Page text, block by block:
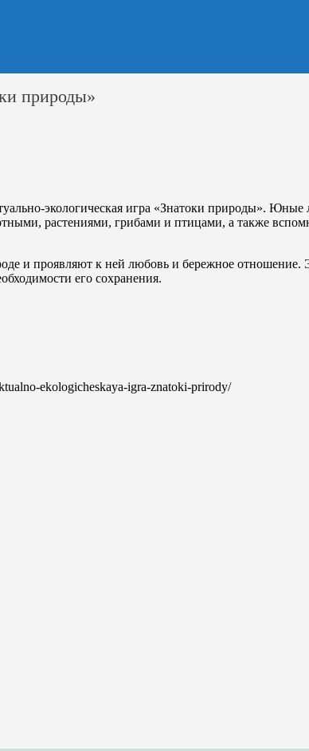
природы»
экологическая игра «Знатоки природы».
растениями, грибами и птицами, а также
и проявляют к ней любовь и бережное
его сохранения.
ekologicheskaya-igra-znatoki-prirody/